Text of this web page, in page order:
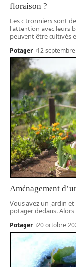
floraison ?
Les citronniers sont
l'attention avec leurs
peuvent être cultivés
Potager 12
Aménagement
Vous avez un jardin
potager dedans.
Potager 20 octobre